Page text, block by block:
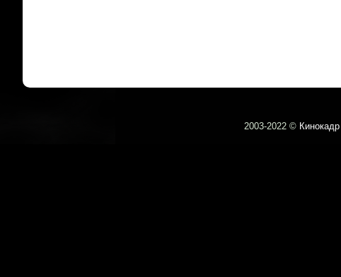
2003-2022 © Кинокадр